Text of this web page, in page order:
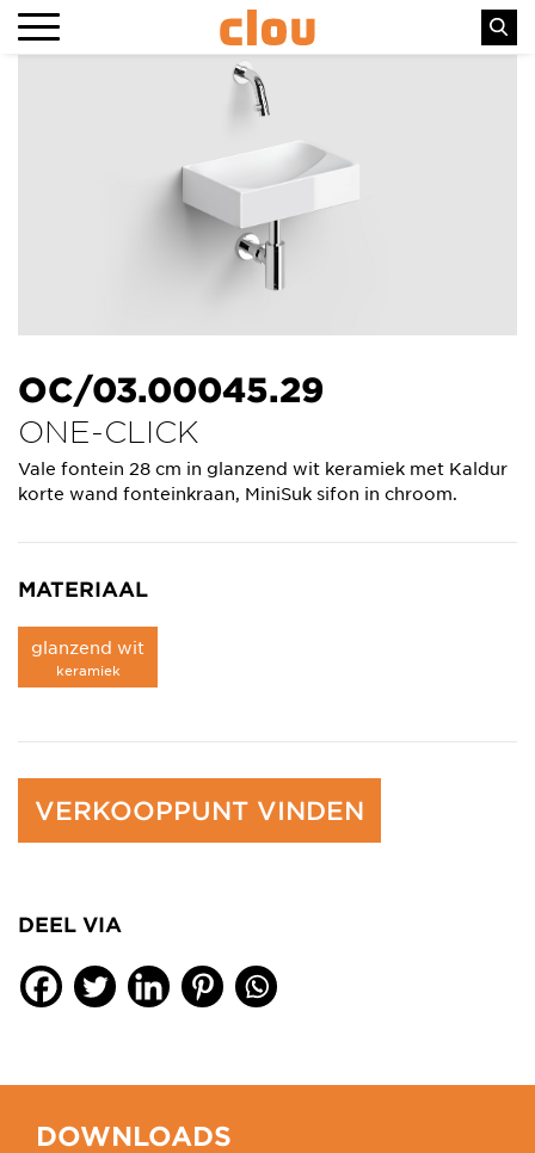
OC/03.00045.29
ONE-CLICK
Vale fontein 28 cm in glanzend wit keramiek met Kaldur
korte wand fonteinkraan, MiniSuk sifon in chroom.
MATERIAAL
glanzend wit
keramiek
VERKOOPPUNT VINDEN
DEEL VIA
DOWNLOADS